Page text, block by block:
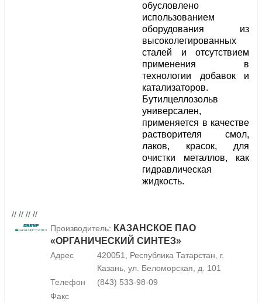
обусловлено
использованием
оборудования из
высоколегированных
сталей и отсутствием
применения в
технологии добавок и
катализаторов.
Бутилцеллозольв
универсален,
применяется в качестве
растворителя смол,
лаков, красок, для
очистки металлов, как
гидравлическая
жидкость.
// // // //
Производитель: КАЗАНСКОЕ ПАО
«ОРГАНИЧЕСКИЙ СИНТЕЗ»
Адрес
420051, Республика Татарстан, г.
Казань, ул. Беломорская, д. 101
Телефон
(843) 533-98-09
Факс